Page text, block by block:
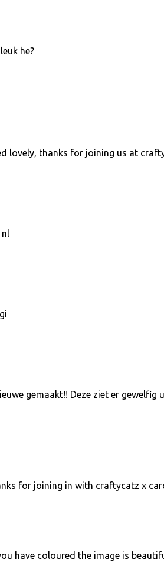
he?
lovely, thanks for joining us at
gemaakt!! Deze ziet er gewelfig
for joining in with craftycatz x
have coloured the image is